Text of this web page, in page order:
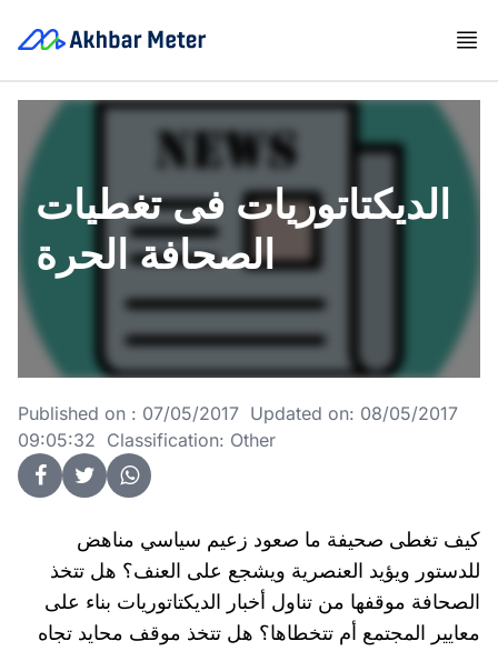
الديكتاتوريات فى تغطيات
الصحافة الحرة
Published on : 07/05/2017 Updated on: 08/05/2017
09:05:32 Classification: Other
كيف تغطى صحيفة ما صعود زعيم سياسي مناهض
للدستور ويؤيد العنصرية ويشجع على العنف؟ هل تتخذ
الصحافة موقفها من تناول أخبار الديكتاتوريات بناء على
معايير المجتمع أم تتخطاها؟ هل تتخذ موقف محايد تجاه